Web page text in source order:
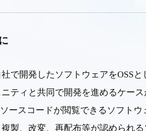
で開発したソフトウェアをOSS と
ティと共同で開発を進めるケース
ースコードが閲覧できるソフト
製、改変、再配布等が認められる